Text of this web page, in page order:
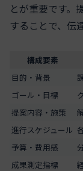
とが重要です。
することで、伝
構成要素
目的・背景
ゴール・目標
提案内容・施策
進行スケジュール
予算・費用感
成果測定指標